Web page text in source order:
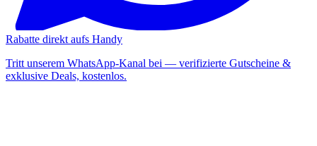
Rabatte direkt aufs Handy
Tritt unserem WhatsApp-Kanal bei — verifizierte Gutscheine &
exklusive Deals, kostenlos.